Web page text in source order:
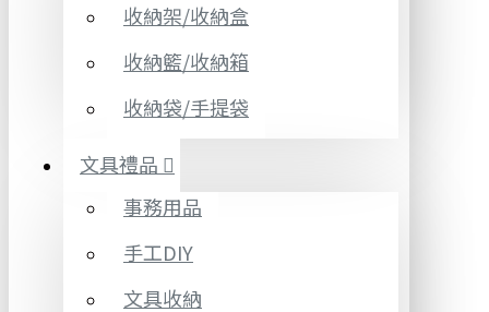
收納架/收納盒
收納籃/收納箱
收納袋/手提袋
文具禮品
事務用品
手工DIY
文具收納